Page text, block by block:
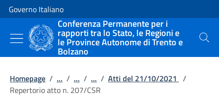
Vai al contenuto
Vai alla navigazione del sito
Governo Italiano
Conferenza Permanente per i
rapporti tra lo Stato, le Regioni e
le Province Autonome di Trento e
Bolzano
Cerca
Homepage / ... / ... / ... / Atti del 21/10/2021 /
Repertorio atto n. 207/CSR